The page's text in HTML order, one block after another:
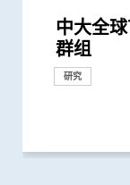
中大全
群组
研究
中大与
械人研究
未来发展
中大完
人手术临
往难达位
港韩瑞
创新纳
国际合作
中大成
完成横跨
彰显香
中大与
港学生患
情下压
中大成
物合成软
器限制
中大医
新冠患
风险
中大成
械人进行
外科创新技术
中大成
消融术」
外科创新技术
中大研
改善难治
研究
中大利
航支气管
取微细
香港中
盟 共同
国际合作
中大率
确定脑部
痫症手术
亚洲首
助胃瘫病
外科创新技术
大肠癌
大肠胶囊
外科创新技术
中大率
性肌张力
外科创新技术
中大率
治疗食道
外科创新技术
中大医
统一食道
具「
中大研
配方治疗
延长一倍
中大证
远胜吗
类药物依
中大率
定位治疗
创伤和后
中大医
一代医者
中大医
备忘录
家医学
怀未足
况极罕见
功为孕妇
中大全
具身智能
外科创新技术
中大校
仁教授获
奖项及荣誉
中大医
生物库
研究
创科赋
新趋势
学医学院
中大医
议 紧密
新科研、
中大利
研究
中大医
台
资助接受
中大医
化道内镜
检测准确
中大与
全球首
的远程遥
信兴教
伟仁教授
成真：
中大医
查 腺瘤
辅助早期
中大宣
里程碑
中大医
恶性胃出
更短
中大医
共建「临
内镜及腹
中大医
治疗恶性
更高 治
中大发
显上升
研究
中大医
定临床指
物」筛查
中大研
平 对减
要
中大完
微波消融
外科创新技术
中大医
架 完成
动脉手术
中大领
「机械
尿路重
中大及
前列腺癌
研究
中大发
成效的指
者术后出
中大医
主因 联
肿瘤整块
中大医
轻化趋势
研究
中大全
衡状况
微生态
陈家亮
科医学院
奖项及荣誉
中大率
效法耶
能力 裨
中大研
化趋势
研究
中大研
长肝癌患
研究
中大开
助推广中
中大公
於本世
究 发现
中大公
大型分析
香港逾半
中大伙
获近年最
生物群之
中大公
肠道出血
增加患
中大进
统计 发
临床服务
中大推
医结合治
并纾缓疲
中大医
前列腺肥
常排尿
中大研
梭菌感染
倍
中大医
物依从
控
中文大
医疗科技
国际合作
中大成
进医学及
技至临床
中大欢
建议先资
回应
中大欢
大肠癌
者有癌症
香港中
点实验
造福人类
香港和
亚太区首
增加认知
中大评
而患有排
实综合消
香港中
混合手术
提升手术
中大证
脉畸形
临床服务
中大促
护措施
研究
中大青
捐款
中大在
成全港首
外科创新技术
中大发
素息息相
研究
「医工
众教育
管理的丰
中大率
能有负面
研究